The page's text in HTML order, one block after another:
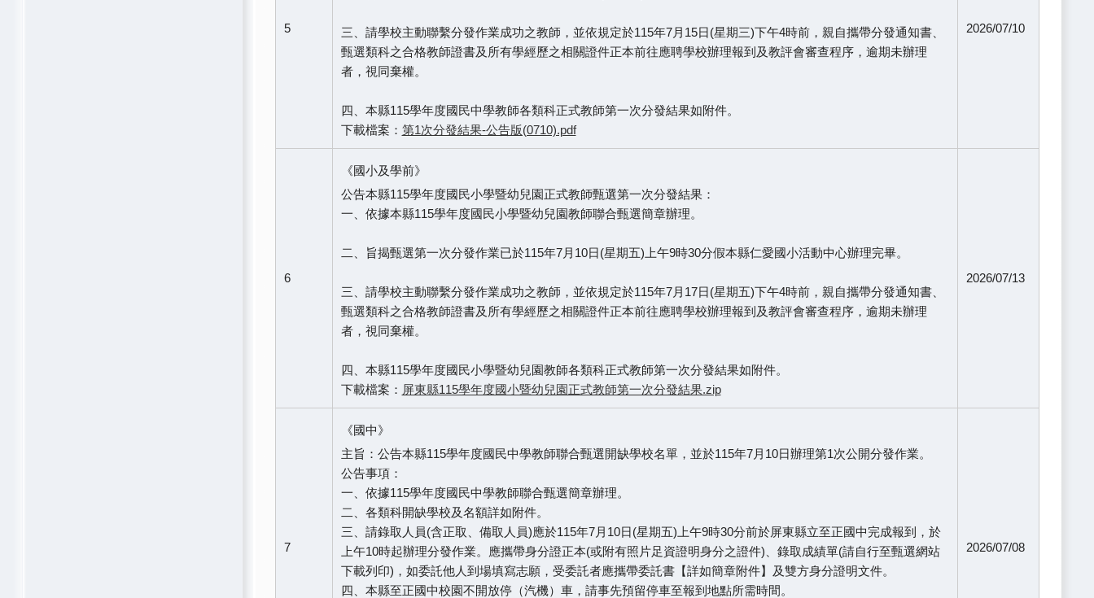
5
三、請學校主動聯繫分發作業成功之教師，並依規定於115年7月15日(星期三)下午4時前，親自攜帶分發通知書、
甄選類科之合格教師證書及所有學經歷之相關證件正本前往應聘學校辦理報到及教評會審查程序，逾期未辦理
者，視同棄權。
四、本縣115學年度國民中學教師各類科正式教師第一次分發結果如附件。
下載檔案： 第1次分發結果-公告版(0710).pdf
2026/07/10
6
《國小及學前》
公告本縣115學年度國民小學暨幼兒園正式教師甄選第一次分發結果：
一、依據本縣115學年度國民小學暨幼兒園教師聯合甄選簡章辦理。
二、旨揭甄選第一次分發作業已於115年7月10日(星期五)上午9時30分假本縣仁愛國小活動中心辦理完畢。
三、請學校主動聯繫分發作業成功之教師，並依規定於115年7月17日(星期五)下午4時前，親自攜帶分發通知書、
甄選類科之合格教師證書及所有學經歷之相關證件正本前往應聘學校辦理報到及教評會審查程序，逾期未辦理
者，視同棄權。
四、本縣115學年度國民小學暨幼兒園教師各類科正式教師第一次分發結果如附件。
下載檔案： 屏東縣115學年度國小暨幼兒園正式教師第一次分發結果.zip
2026/07/13
7
《國中》
主旨：公告本縣115學年度國民中學教師聯合甄選開缺學校名單，並於115年7月10日辦理第1次公開分發作業。
公告事項：
一、依據115學年度國民中學教師聯合甄選簡章辦理。
二、各類科開缺學校及名額詳如附件。
三、請錄取人員(含正取、備取人員)應於115年7月10日(星期五)上午9時30分前於屏東縣立至正國中完成報到，於
上午10時起辦理分發作業。應攜帶身分證正本(或附有照片足資證明身分之證件)、錄取成績單(請自行至甄選網站
下載列印)，如委託他人到場填寫志願，受委託者應攜帶委託書【詳如簡章附件】及雙方身分證明文件。
四、本縣至正國中校園不開放停（汽機）車，請事先預留停車至報到地點所需時間。
2026/07/08